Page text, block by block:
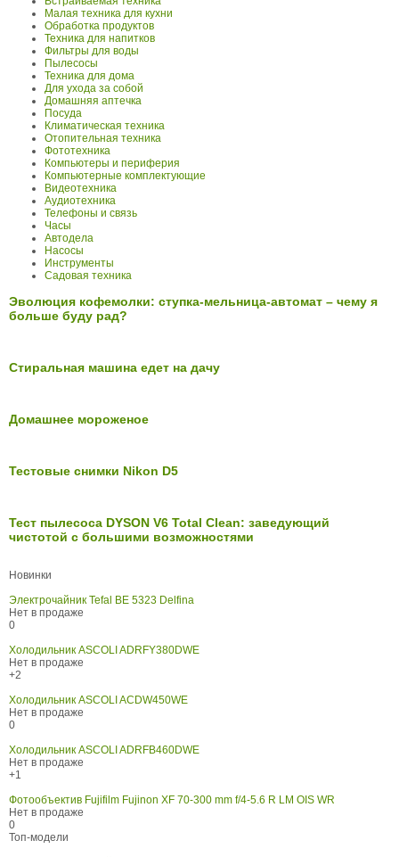
Малая техника для кухни
Обработка продуктов
Техника для напитков
Фильтры для воды
Пылесосы
Техника для дома
Для ухода за собой
Домашняя аптечка
Посуда
Климатическая техника
Отопительная техника
Фототехника
Компьютеры и периферия
Компьютерные комплектующие
Видеотехника
Аудиотехника
Телефоны и связь
Часы
Автодела
Насосы
Инструменты
Садовая техника
Эволюция кофемолки: ступка-мельница-автомат – чему я
больше буду рад?
Стиральная машина едет на дачу
Домашнее мороженое
Тестовые снимки Nikon D5
Тест пылесоса DYSON V6 Total Clean: заведующий
чистотой с большими возможностями
Новинки
Электрочайник Tefal BE 5323 Delfina
Нет в продаже
0
Холодильник ASCOLI ADRFY380DWE
Нет в продаже
+2
Холодильник ASCOLI ACDW450WE
Нет в продаже
0
Холодильник ASCOLI ADRFB460DWE
Нет в продаже
+1
Фотообъектив Fujifilm Fujinon XF 70-300 mm f/4-5.6 R LM OIS WR
Нет в продаже
0
Топ-модели